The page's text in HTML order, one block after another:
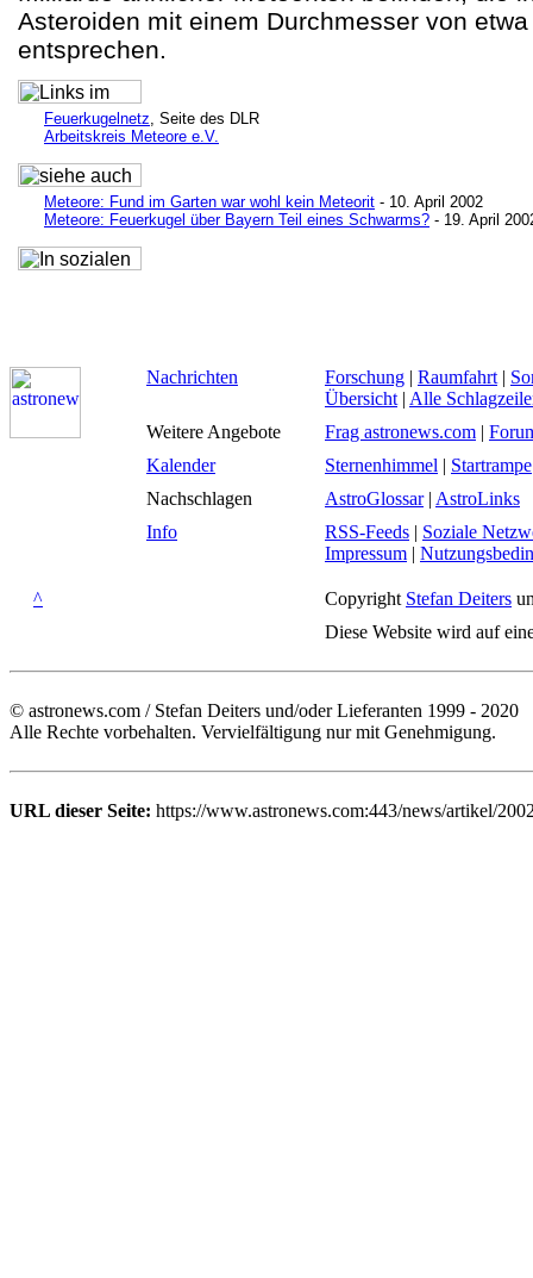
Asteroiden mit einem Durchmesser von
entsprechen.
Feuerkugelnetz, Seite des DLR
Arbeitskreis Meteore e.V.
Meteore: Fund im Garten war wohl kein Meteorit - 10. April 2002
Meteore: Feuerkugel über Bayern Teil eines Schwarms? - 19. April
Nachrichten Forschung | Raumfahrt |
Übersicht | Alle
Weitere Angebote
Frag astronews.com |
Kalender
Sternenhimmel | Startrampe
Nachschlagen
AstroGlossar| AstroLinks
Info
RSS-Feeds | Soziale
Impressum |
^ Copyright Stefan Deiters
Diese Website wird auf
© astronews.com / Stefan Deiters und/oder Lieferanten 1999 - 2020
Alle Rechte vorbehalten. Vervielfältigung nur mit Genehmigung.
URL dieser Seite: https://www.astronews.com:443/news/artikel/